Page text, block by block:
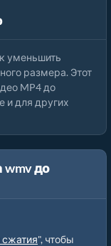
руководство)
уменьшить
размера. Этот
MP4 до
и для других
до
", чтобы